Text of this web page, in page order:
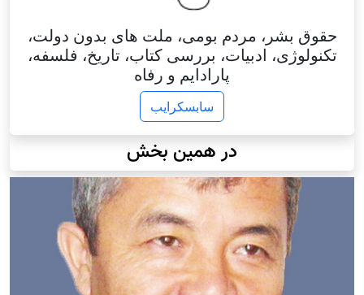
حقوق بشر، مردم بومی، ملت های بدون دولت،
تکنولوژی، ادبیات، بررسی کتاب، تاریخ، فلسفه،
پارادایم و رفاه
سابسکرایب
در همین بخش